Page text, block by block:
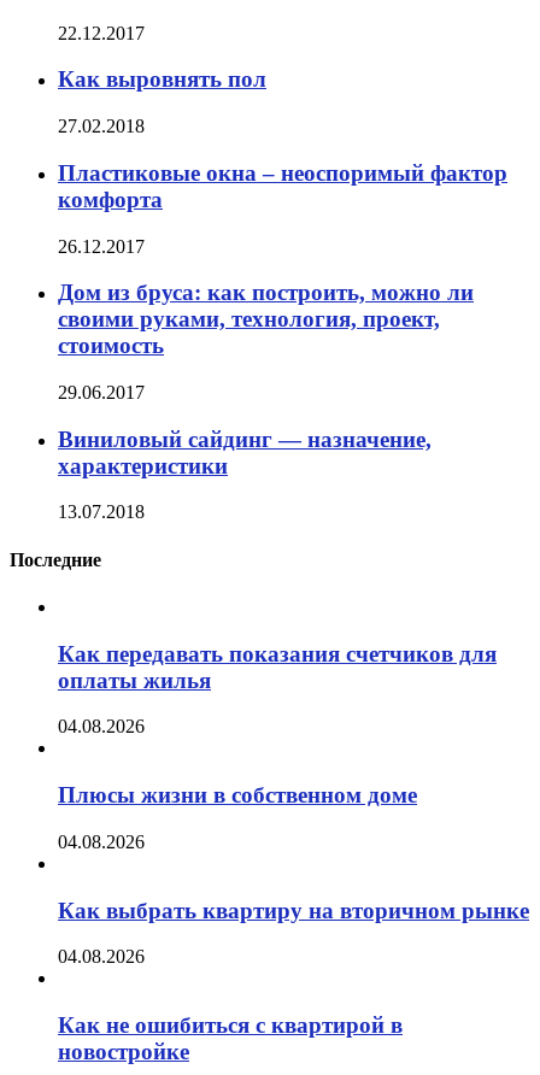
22.12.2017
Как выровнять пол
27.02.2018
Пластиковые окна – неоспоримый фактор
комфорта
26.12.2017
Дом из бруса: как построить, можно ли
своими руками, технология, проект,
стоимость
29.06.2017
Виниловый сайдинг — назначение,
характеристики
13.07.2018
Последние
Как передавать показания счетчиков для
оплаты жилья
04.08.2026
Плюсы жизни в собственном доме
04.08.2026
Как выбрать квартиру на вторичном рынке
04.08.2026
Как не ошибиться с квартирой в
новостройке